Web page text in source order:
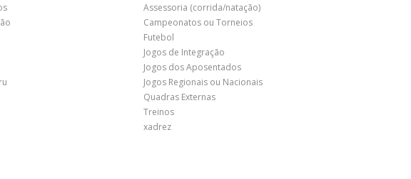
Assessoria (corrida/natação)
Campeonatos ou Torneios
Futebol
Jogos de Integração
Jogos dos Aposentados
Jogos Regionais ou Nacionais
Quadras Externas
Treinos
xadrez